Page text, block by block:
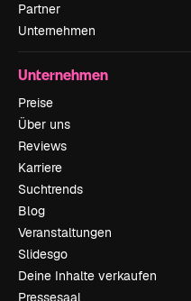
Partner
Unternehmen
Unternehmen
Preise
Über uns
Reviews
Karriere
Suchtrends
Blog
Veranstaltungen
Slidesgo
Deine Inhalte verkaufen
Pressesaal